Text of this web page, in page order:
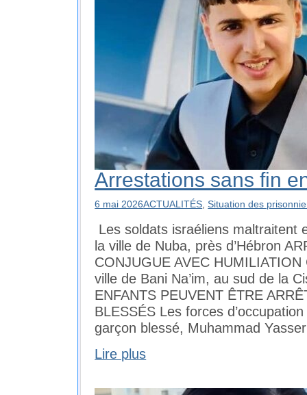
Arrestations sans fin
6 mai 2026ACTUALITÉS,Situation des
Les soldats israéliens maltraitent
la ville de Nuba, près d’Hébron
CONJUGUE AVEC
ville de Bani Na’im, au sud de la
ENFANTS PEUVENT ÊTRE
BLESSÉS Les forces
garçon blessé, Muhammad
Lire plus